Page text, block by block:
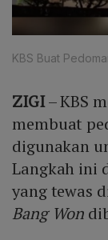
KBS Buat
ZIGI– KBS
membuat
digunakan
Langkah ini
yang tewas
Bang Won